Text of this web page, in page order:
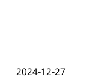
2024-12-27